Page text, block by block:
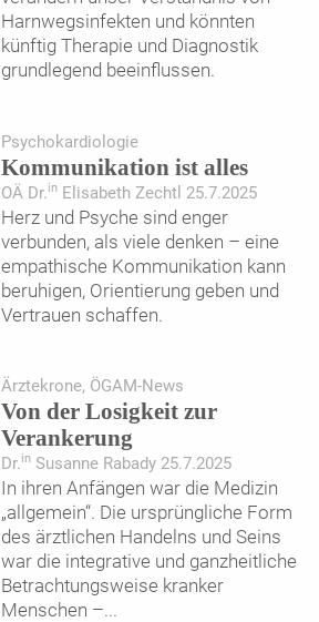
Harnwegsinfekten und könnten
künftig Therapie und Diagnostik
grundlegend beeinflussen.
Psychokardiologie
Kommunikation ist alles
OÄ Dr.inElisabeth Zechtl 25.7.2025
Herz und Psyche sind enger
verbunden, als viele denken – eine
empathische Kommunikation kann
beruhigen, Orientierung geben und
Vertrauen schaffen.
Ärztekrone, ÖGAM-News
Von der Losigkeit zur
Verankerung
Dr.inSusanne Rabady 25.7.2025
In ihren Anfängen war die Medizin
„allgemein“. Die ursprüngliche Form
des ärztlichen Handelns und Seins
war die integrative und ganzheitliche
Betrachtungsweise kranker
Menschen –...